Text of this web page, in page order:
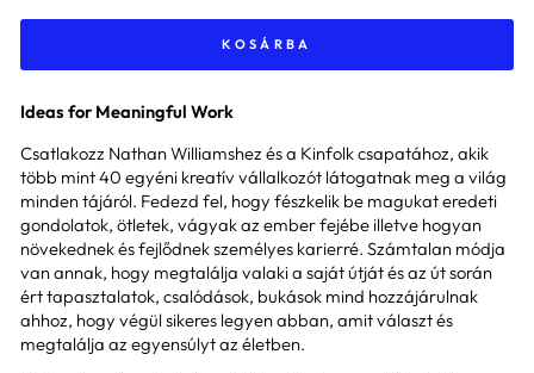
KOSÁRBA
Ideas for Meaningful Work
Csatlakozz Nathan Williamshez és a Kinfolk csapatához, akik
több mint 40 egyéni kreatív vállalkozót látogatnak meg a világ
minden tájáról. Fedezd fel, hogy fészkelik be magukat eredeti
gondolatok, ötletek, vágyak az ember fejébe illetve hogyan
növekednek és fejlődnek személyes karierré. Számtalan módja
van annak, hogy megtalálja valaki a saját útját és az út során
ért tapasztalatok, csalódások, bukások mind hozzájárulnak
ahhoz, hogy végül sikeres legyen abban, amit választ és
megtalálja az egyensúlyt az életben.